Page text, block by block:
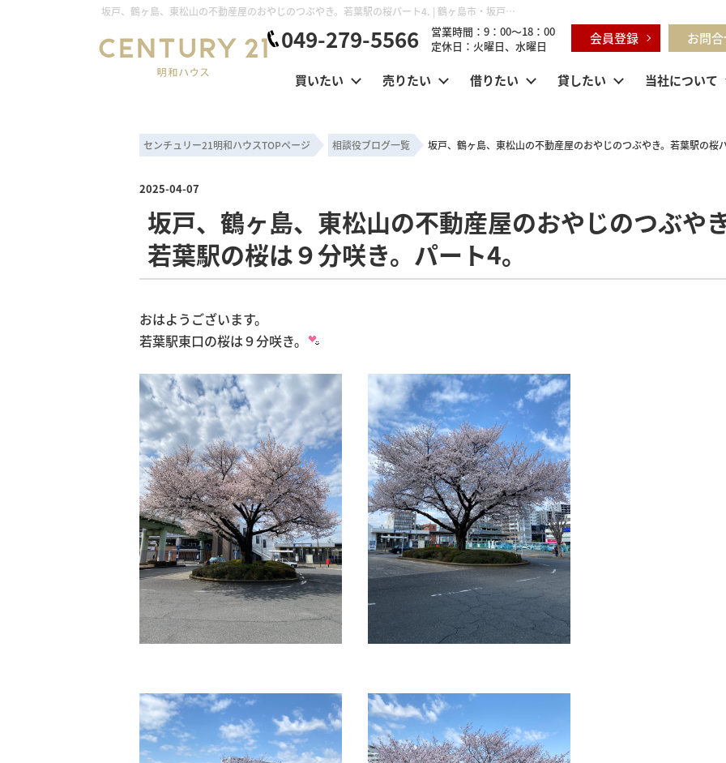
坂戸、鶴ヶ島、東松山の不動産屋のおやじのつぶやき。若葉駅の桜パート4. | 鶴ヶ島市・坂戸市・東松山市・川越市の不動産購入・不動産売却のことならセンチュリー21明和ハウス
049-279-5566
営業時間：9：00～18：00
定休日：火曜日、水曜日
会員登録 お問
買いたい 売りたい 借りたい 貸したい 当社について
センチュリー21明和ハウスTOPページ 相談役ブログ一覧 坂戸、鶴ヶ島、東松山の不動産屋のおやじのつぶやき。若葉駅の桜
2025-04-07
坂戸、鶴ヶ島、東松山の不動産屋のおやじのつぶや
若葉駅の桜は９分咲き。パート4。
おはようございます。
若葉駅東口の桜は９分咲き。